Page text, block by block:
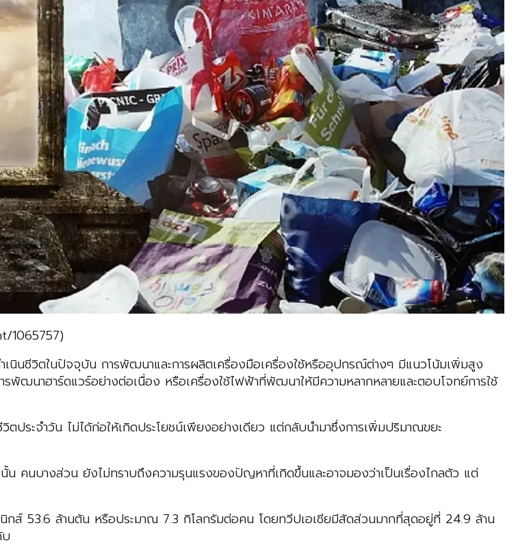
1065757)
วิตในปัจจุบัน การพัฒนาและการผลิตเครื่องมือเครื่องใช้หรืออุปกรณ์ต่างๆ มีแนวโน้มเพิ่มสูง
ฒนาฮาร์ดแวร์อย่างต่อเนื่อง หรือเครื่องใช้ไฟฟ้าที่พัฒนาให้มีความหลากหลายและตอบโจทย์การใช้
จำวัน ไม่ได้ก่อให้เกิดประโยชน์เพียงอย่างเดียว แต่กลับนำมาซึ่งการเพิ่มปริมาณขยะ
บางส่วน ยังไม่ทราบถึงความรุนแรงของปัญหาที่เกิดขึ้นและอาจมองว่าเป็นเรื่องไกลตัว แต่
ล้านตัน หรือประมาณ 7.3 กิโลกรัมต่อคน โดยทวีปเอเชียมีสัดส่วนมากที่สุดอยู่ที่ 24.9 ล้าน